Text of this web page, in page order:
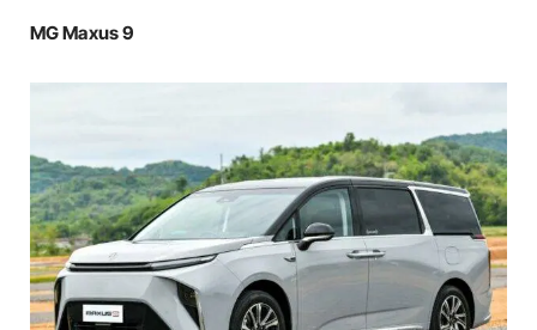
MG Maxus 9